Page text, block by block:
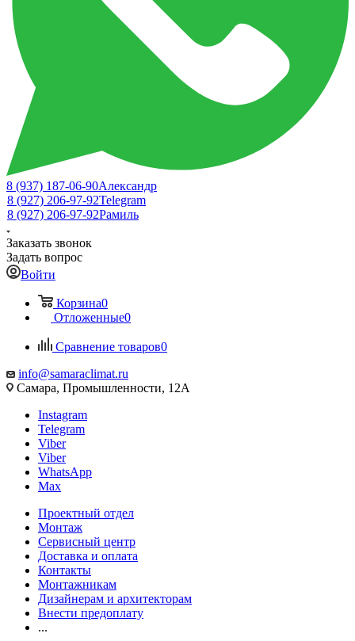
8 (937) 187-06-90Александр
8 (927) 206-97-92Telegram
8 (927) 206-97-92Рамиль
Заказать звонок
Задать вопрос
Войти
Корзина0
Отложенные0
Сравнение товаров0
info@samaraclimat.ru
Самара, Промышленности, 12А
Instagram
Telegram
Viber
Viber
WhatsApp
Max
Проектный отдел
Монтаж
Сервисный центр
Доставка и оплата
Контакты
Монтажникам
Дизайнерам и архитекторам
Внести предоплату
...